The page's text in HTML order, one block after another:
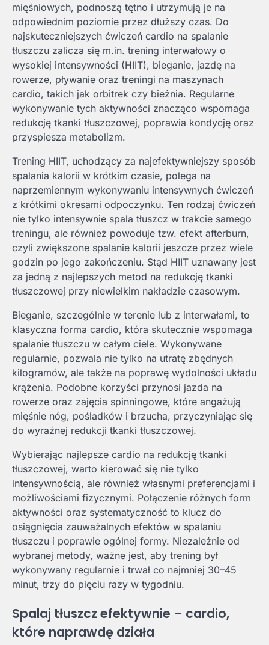
mięśniowych, podnoszą tętno i utrzymują je na
odpowiednim poziomie przez dłuższy czas. Do
najskuteczniejszych ćwiczeń cardio na spalanie
tłuszczu zalicza się m.in. trening interwałowy o
wysokiej intensywności (HIIT), bieganie, jazdę na
rowerze, pływanie oraz treningi na maszynach
cardio, takich jak orbitrek czy bieżnia. Regularne
wykonywanie tych aktywności znacząco wspomaga
redukcję tkanki tłuszczowej, poprawia kondycję oraz
przyspiesza metabolizm.
Trening HIIT, uchodzący za najefektywniejszy sposób
spalania kalorii w krótkim czasie, polega na
naprzemiennym wykonywaniu intensywnych ćwiczeń
z krótkimi okresami odpoczynku. Ten rodzaj ćwiczeń
nie tylko intensywnie spala tłuszcz w trakcie samego
treningu, ale również powoduje tzw. efekt afterburn,
czyli zwiększone spalanie kalorii jeszcze przez wiele
godzin po jego zakończeniu. Stąd HIIT uznawany jest
za jedną z najlepszych metod na redukcję tkanki
tłuszczowej przy niewielkim nakładzie czasowym.
Bieganie, szczególnie w terenie lub z interwałami, to
klasyczna forma cardio, która skutecznie wspomaga
spalanie tłuszczu w całym ciele. Wykonywane
regularnie, pozwala nie tylko na utratę zbędnych
kilogramów, ale także na poprawę wydolności układu
krążenia. Podobne korzyści przynosi jazda na
rowerze oraz zajęcia spinningowe, które angażują
mięśnie nóg, pośladków i brzucha, przyczyniając się
do wyraźnej redukcji tkanki tłuszczowej.
Wybierając najlepsze cardio na redukcję tkanki
tłuszczowej, warto kierować się nie tylko
intensywnością, ale również własnymi preferencjami i
możliwościami fizycznymi. Połączenie różnych form
aktywności oraz systematyczność to klucz do
osiągnięcia zauważalnych efektów w spalaniu
tłuszczu i poprawie ogólnej formy. Niezależnie od
wybranej metody, ważne jest, aby trening był
wykonywany regularnie i trwał co najmniej 30–45
minut, trzy do pięciu razy w tygodniu.
Spalaj tłuszcz efektywnie – cardio,
które naprawdę działa